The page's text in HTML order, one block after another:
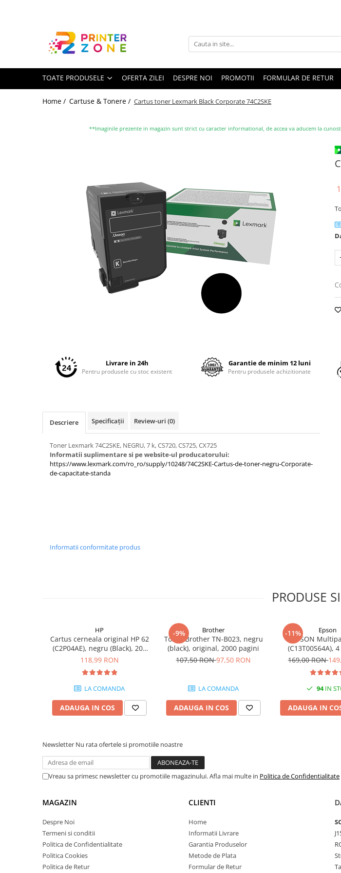
Toate Produsele
Imprimante cu jet
Accesorii multifunctionale
Consumabile imprimanta
Drum unit compatibile
Imprimante 3D
Accesorii imprimante 3D
Filament imprimanta 3D
Laptop-uri 2 in 1
Accesorii monitoare
Componente
Placi video
Placi de baza
Memorii RAM
SSD-uri interne
Hard disk-uri interne
TOATE PRODUSELE OFERTA ZILEI DESPRE NOI PROMOTII FORMULAR DE RETUR
Home / Cartuse & Tonere / Cartus toner Lexmark Black Corporate 74C2SKE
**Imaginile prezente in magazin sunt strict cu caracter informational, de accea va aducem la
Facebook
Livrare in 24h
Pentru produsele cu stoc existent
Garantie de minim 12 luni
Pentru produsele achizitionate
Descriere Specificații Review-uri (0)
Toner Lexmark 74C2SKE, NEGRU, 7 k, CS720, CS725, CX725
Informatii suplimentare si pe website-ul producatorului:
https://www.lexmark.com/ro_ro/supply/10248/74C2SKE-Cartus-de-toner-negru-Corporate-
de-capacitate-standa
Informatii conformitate produs
PRODUSE
HP
Cartus cerneala original HP 62
(C2P04AE), negru (Black), 200
pagini
118,99 RON
LA COMANDA
ADAUGA IN COS
-9% Brother
Toner Brother TN-B023, negru
(black), original, 2000 pagini
107,50 RON97,50 RON
LA COMANDA
ADAUGA IN COS
-11% Epson
EPSON
(C13T00S64A),
Black/Cyan/
169,00 RON
94IN
ADAUGA IN
Newsletter Nu rata ofertele si promotiile noastre
Vreau sa primesc newsletter cu promotiile magazinului. Afla mai multe in Politica de Confidentialitate
MAGAZIN
Despre Noi
Termeni si conditii
Politica de Confidentialitate
Politica Cookies
Politica de Retur
CLIENTI
Home
Informatii Livrare
Garantia Produselor
Metode de Plata
Formular de Retur